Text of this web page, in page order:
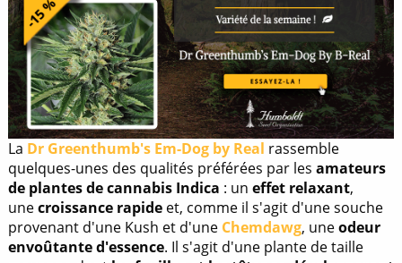
La Dr Greenthumb's Em-Dog by Real rassemble
quelques-unes des qualités préférées par les amateurs
de plantes de cannabis Indica : un effet relaxant,
unecroissance rapideet, comme il s'agit d'une souche
provenant d'une Kush et d'une Chemdawg, uneodeur
envoûtante d'essence. Il s'agit d'une plante de taille